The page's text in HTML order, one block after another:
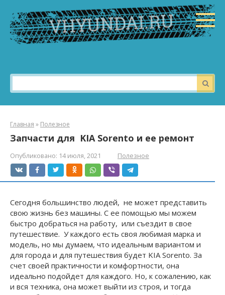
контенту
Поиск:
Главная » Полезное
Запчасти для KIA Sorento и ее ремонт
Опубликовано: 14 июля, 2021 Полезное
Сегодня большинство людей, не может представить
свою жизнь без машины. С ее помощью мы можем
быстро добраться на работу, или съездит в свое
путешествие. У каждого есть своя любимая марка и
модель, но мы думаем, что идеальным вариантом и
для города и для путешествия будет KIA Sorento. За
счет своей практичности и комфортности, она
идеально подойдет для каждого. Но, к сожалению, как
и вся техника, она может выйти из строя, и тогда